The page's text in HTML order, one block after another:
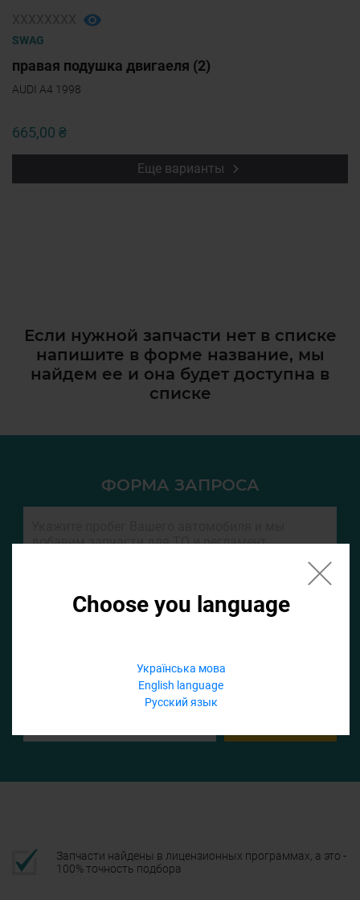
Choose you language
Українська мова
English language
Русский язык
SWAG
правая подушка двигаеля (2)
AUDI A4 1998
665,00 ₴
Еще варианты
Если нужной запчасти нет в списке
напишите в форме название, мы
найдем ее и она будет доступна в
списке
ФОРМА ЗАПРОСА
Запчасти найдены в лицензионных программах, а это -
100% точность подбора